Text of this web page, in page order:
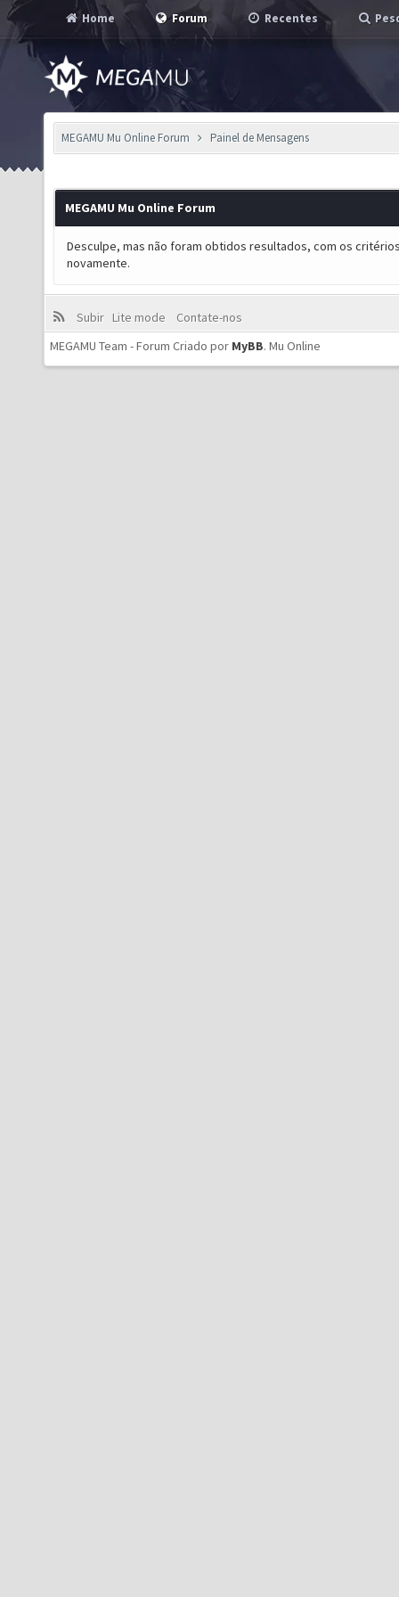
Home Forum Recentes
MEGAMU Mu Online Forum Painel de Mensagens
MEGAMU Mu Online Forum
Desculpe, mas não foram obtidos resultados, com os
novamente.
Subir Lite mode
Contate-nos
MEGAMU Team - Forum Criado por MyBB. Mu Online